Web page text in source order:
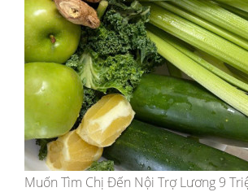
Muốn Tìm Chị Đến Nội Trợ Lương 9